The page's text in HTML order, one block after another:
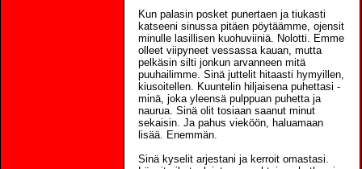
Kun palasin posket punertaen ja tiukasti
katseeni sinussa pitäen pöytäämme, ojensit
minulle lasillisen kuohuviiniä. Nolotti. Emme
olleet viipyneet vessassa kauan, mutta
pelkäsin silti jonkun arvanneen mitä
puuhailimme. Sinä juttelit hitaasti hymyillen,
kiusoitellen. Kuuntelin hiljaisena puhettasi -
minä, joka yleensä pulppuan puhetta ja
naurua. Sinä olit tosiaan saanut minut
sekaisin. Ja pahus vieköön, haluamaan
lisää. Enemmän.
Sinä kyselit arjestani ja kerroit omastasi.